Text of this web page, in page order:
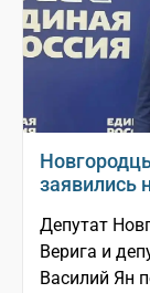
заявились
Депутат
Верига и
Василий Ян